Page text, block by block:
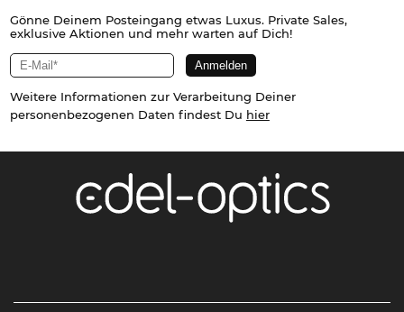
Gönne Deinem Posteingang etwas Luxus. Private Sales,
exklusive Aktionen und mehr warten auf Dich!
Weitere Informationen zur Verarbeitung Deiner
personenbezogenen Daten findest Du hier